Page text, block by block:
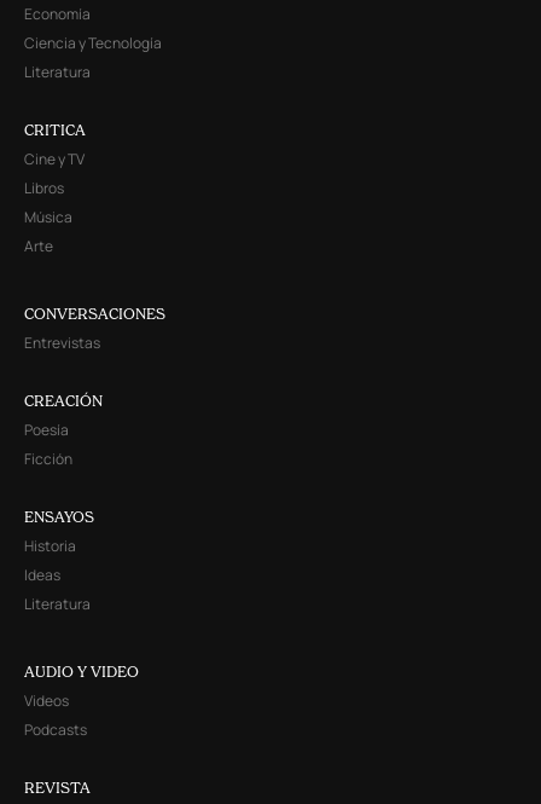
Economía
Ciencia y Tecnología
Literatura
CRITICA
Cine y TV
Libros
Música
Arte
CONVERSACIONES
Entrevistas
CREACIÓN
Poesía
Ficción
ENSAYOS
Historia
Ideas
Literatura
AUDIO Y VIDEO
Videos
Podcasts
REVISTA